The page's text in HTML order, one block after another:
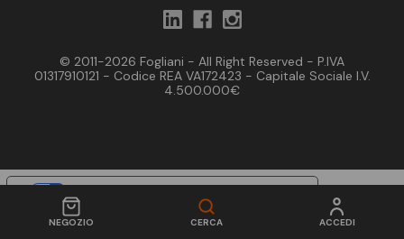
NEGOZIO CERCA ACCEDI
© 2011-2026 Fogliani - All Right Reserved - P.IVA
01317910121 - Codice REA VA172423 - Capitale Sociale I.V.
4.500.000€
Informativa sulla raccolta